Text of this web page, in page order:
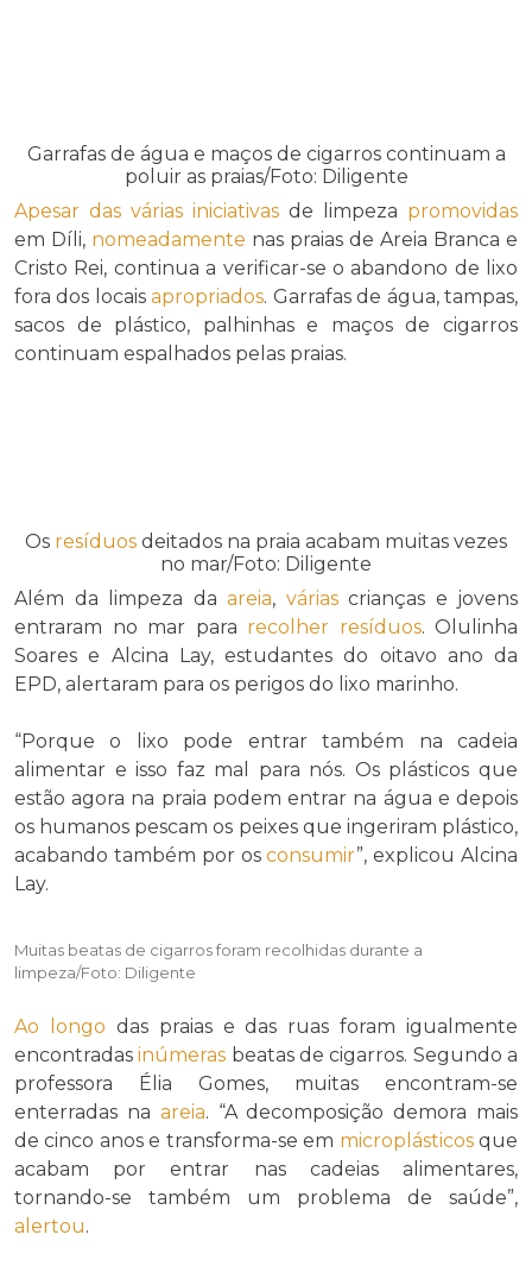
Garrafas de água e maços de cigarros continuam a
poluir as praias/Foto: Diligente
Apesar das várias iniciativas de limpeza promovidas
em Díli, nomeadamente nas praias de Areia Branca e
Cristo Rei, continua a verificar-se o abandono de lixo
fora dos locaisapropriados. Garrafas de água, tampas,
sacos de plástico, palhinhas e maços de cigarros
continuam espalhados pelas praias.
Os resíduos deitados na praia acabam muitas vezes
no mar/Foto: Diligente
Além da limpeza da areia, váriascrianças e jovens
entraram no mar para recolher resíduos. Olulinha
Soares e Alcina Lay, estudantes do oitavo ano da
EPD, alertaram para os perigos do lixo marinho.
“Porque o lixo pode entrar também na cadeia
alimentar e isso faz mal para nós. Os plásticos que
estão agora na praia podem entrar na água e depois
os humanos pescam os peixes que ingeriram plástico,
acabando também por osconsumir”, explicou Alcina
Lay.
Muitas beatas de cigarros foram recolhidas durante a
limpeza/Foto: Diligente
Ao longo das praias e das ruas foram igualmente
encontradasinúmeras beatas de cigarros. Segundo a
professora Élia Gomes, muitas encontram-se
enterradas na areia. “A decomposição demora mais
de cinco anos e transforma-se em microplásticosque
acabam por entrar nas cadeias alimentares,
tornando-se também um problema de saúde”,
alertou.